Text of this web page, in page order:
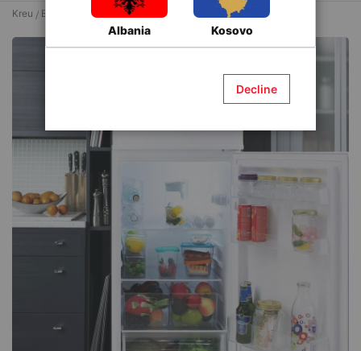
Kreu Blog & Ide KUZHINA Si të organizosh frigoriferin
Albania Kosovo
Decline